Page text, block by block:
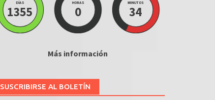
DÍAS
1355
HORAS
0
MINUTOS
34
Más información
SUSCRIBIRSE AL BOLETÍN